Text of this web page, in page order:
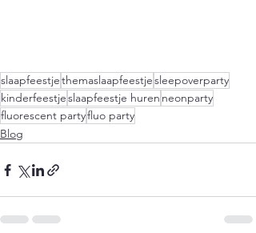
slaapfeestjethemaslaapfeestjesleepoverparty
kinderfeestjeslaapfeestje huren neonparty
fluorescent partyfluo party
Blog